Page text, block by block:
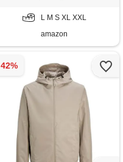
L M S XL XXL
amazon